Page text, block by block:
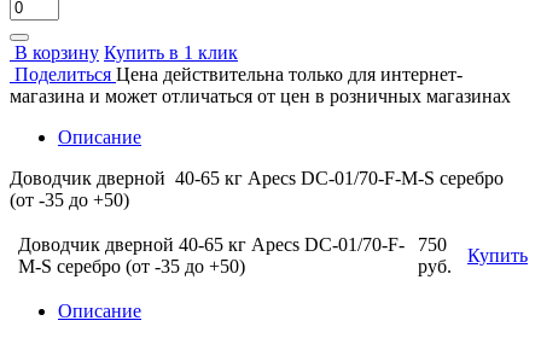
В корзину Купить в 1 клик
Поделиться Цена действительна только для интернет-
магазина и может отличаться от цен в розничных магазинах
Описание
Доводчик дверной 40-65 кг Apecs DC-01/70-F-M-S серебро
(от -35 до +50)
Доводчик дверной 40-65 кг Apecs DC-01/70-F-
M-S серебро (от -35 до +50)
750
руб.
Купить
Описание